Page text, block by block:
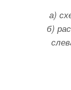
а)
б)